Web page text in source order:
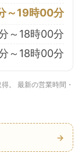
～19時00分
～18時00分
～18時00分
。 最新の営業時間・
→